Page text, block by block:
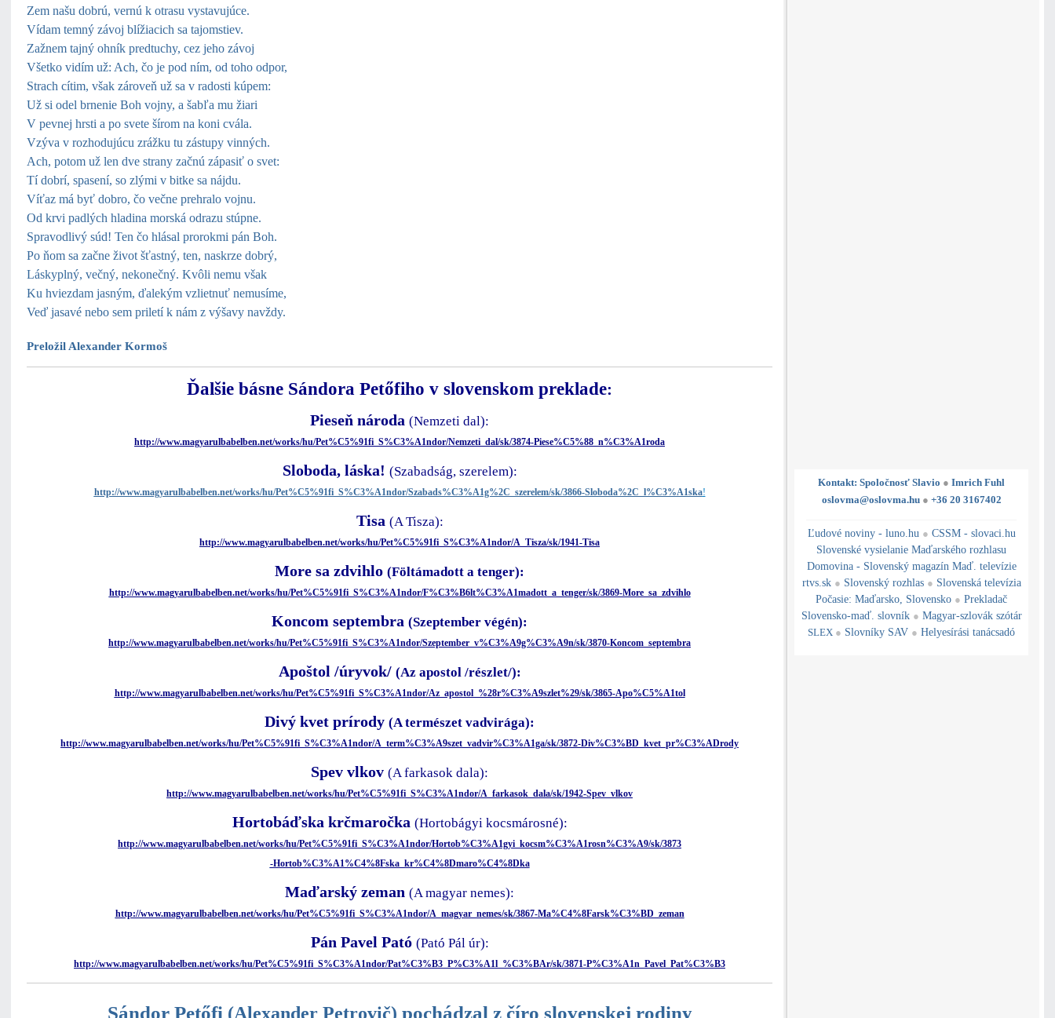
Zem našu dobrú, vernú k otrasu vystavujúce.
Vídam temný závoj blížiacich sa tajomstiev.
Zažnem tajný ohník predtuchy, cez jeho závoj
Všetko vidím už: Ach, čo je pod ním, od toho odpor,
Strach cítim, však zároveň už sa v radosti kúpem:
Už si odel brnenie Boh vojny, a šabľa mu žiari
V pevnej hrsti a po svete šírom na koni cvála.
Vzýva v rozhodujúcu zrážku tu zástupy vinných.
Ach, potom už len dve strany začnú zápasiť o svet:
Tí dobrí, spasení, so zlými v bitke sa nájdu.
Víťaz má byť dobro, čo večne prehralo vojnu.
Od krvi padlých hladina morská odrazu stúpne.
Spravodlivý súd! Ten čo hlásal prorokmi pán Boh.
Po ňom sa začne život šťastný, ten, naskrze dobrý,
Láskyplný, večný, nekonečný. Kvôli nemu však
Ku hviezdam jasným, ďalekým vzlietnuť nemusíme,
Veď jasavé nebo sem priletí k nám z výšavy navždy.
Preložil Alexander Kormoš
Ďalšie básne Sándora Petőfiho v slovenskom preklade:
Pieseň národa (Nemzeti dal):
http://www.magyarulbabelben.net/works/hu/Pet%C5%91fi_S%C3%A1ndor/Nemzeti_dal/sk/3874-Piese%C5%88_n%C3%A1roda
Sloboda, láska! (Szabadság, szerelem):
http://www.magyarulbabelben.net/works/hu/Pet%C5%91fi_S%C3%A1ndor/Szabads%C3%A1g%2C_szerelem/sk/3866-Sloboda%2C_l%C3%A1ska!
Tisa (A Tisza):
http://www.magyarulbabelben.net/works/hu/Pet%C5%91fi_S%C3%A1ndor/A_Tisza/sk/1941-Tisa
More sa zdvihlo (Föltámadott a tenger):
http://www.magyarulbabelben.net/works/hu/Pet%C5%91fi_S%C3%A1ndor/F%C3%B6lt%C3%A1madott_a_tenger/sk/3869-More_sa_zdvihlo
Koncom septembra (Szeptember végén):
http://www.magyarulbabelben.net/works/hu/Pet%C5%91fi_S%C3%A1ndor/Szeptember_v%C3%A9g%C3%A9n/sk/3870-Koncom_septembra
Apoštol /úryvok/ (Az apostol /részlet/):
http://www.magyarulbabelben.net/works/hu/Pet%C5%91fi_S%C3%A1ndor/Az_apostol_%28r%C3%A9szlet%29/sk/3865-Apo%C5%A1tol
Divý kvet prírody (A természet vadvirága):
http://www.magyarulbabelben.net/works/hu/Pet%C5%91fi_S%C3%A1ndor/A_term%C3%A9szet_vadvir%C3%A1ga/sk/3872-Div%C3%BD_kvet_pr%C3%ADrody
Spev vlkov (A farkasok dala):
http://www.magyarulbabelben.net/works/hu/Pet%C5%91fi_S%C3%A1ndor/A_farkasok_dala/sk/1942-Spev_vlkov
Hortobáďska krčmaročka (Hortobágyi kocsmárosné):
http://www.magyarulbabelben.net/works/hu/Pet%C5%91fi_S%C3%A1ndor/Hortob%C3%A1gyi_kocsm%C3%A1rosn%C3%A9/sk/3873
-Hortob%C3%A1%C4%8Fska_kr%C4%8Dmaro%C4%8Dka
Maďarský zeman (A magyar nemes):
http://www.magyarulbabelben.net/works/hu/Pet%C5%91fi_S%C3%A1ndor/A_magyar_nemes/sk/3867-Ma%C4%8Farsk%C3%BD_zeman
Pán Pavel Pató (Pató Pál úr):
http://www.magyarulbabelben.net/works/hu/Pet%C5%91fi_S%C3%A1ndor/Pat%C3%B3_P%C3%A1l_%C3%BAr/sk/3871-P%C3%A1n_Pavel_Pat%C3%B3
Sándor Petőfi (Alexander Petrovič) pochádzal z číro slovenskej rodiny
Kontakt: Spoločnosť Slavio ● Imrich Fuhl
oslovma@oslovma.hu ● +36 20 3167402
Ľudové noviny - luno.hu ● CSSM - slovaci.hu
Slovenské vysielanie Maďarského rozhlasu
Domovina - Slovenský magazín Maď. televízie
rtvs.sk ● Slovenský rozhlas ● Slovenská televízia
Počasie: Maďarsko, Slovensko ● Prekladač
Slovensko-maď. slovník ● Magyar-szlovák szótár
SLEX ● Slovníky SAV ● Helyesírási tanácsadó